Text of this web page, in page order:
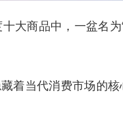
大商品中，一盆名
着当代消费市场的